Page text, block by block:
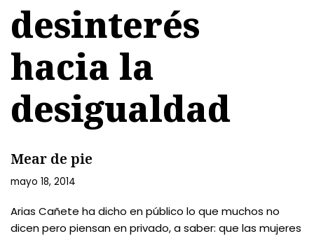
desinterés
hacia la
desigualdad
Mear de pie
mayo 18, 2014
Arias Cañete ha dicho en público lo que muchos no
dicen pero piensan en privado, a saber: que las mujeres